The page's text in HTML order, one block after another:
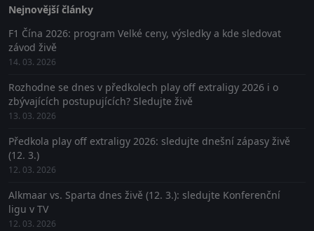
Nejnovější články
F1 Čína 2026: program Velké ceny, výsledky a kde sledovat
závod živě
14. 03. 2026
Rozhodne se dnes v předkolech play off extraligy 2026 i o
zbývajících postupujících? Sledujte živě
13. 03. 2026
Předkola play off extraligy 2026: sledujte dnešní zápasy živě
(12. 3.)
12. 03. 2026
Alkmaar vs. Sparta dnes živě (12. 3.): sledujte Konferenční
ligu v TV
12. 03. 2026